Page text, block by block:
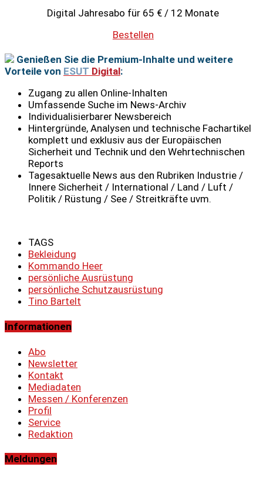
Digital Jahresabo für 65 € / 12 Monate
Bestellen
Genießen Sie die Premium-Inhalte und weitere
Vorteile von ESUT Digital:
Zugang zu allen Online-Inhalten
Umfassende Suche im News-Archiv
Individualisierbarer Newsbereich
Hintergründe, Analysen und technische Fachartikel
komplett und exklusiv aus der Europäischen
Sicherheit und Technik und den Wehrtechnischen
Reports
Tagesaktuelle News aus den Rubriken Industrie /
Innere Sicherheit / International / Land / Luft /
Politik / Rüstung / See / Streitkräfte uvm.
TAGS
Bekleidung
Kommando Heer
persönliche Ausrüstung
persönliche Schutzausrüstung
Tino Bartelt
Informationen
Abo
Newsletter
Kontakt
Mediadaten
Messen / Konferenzen
Profil
Service
Redaktion
Meldungen